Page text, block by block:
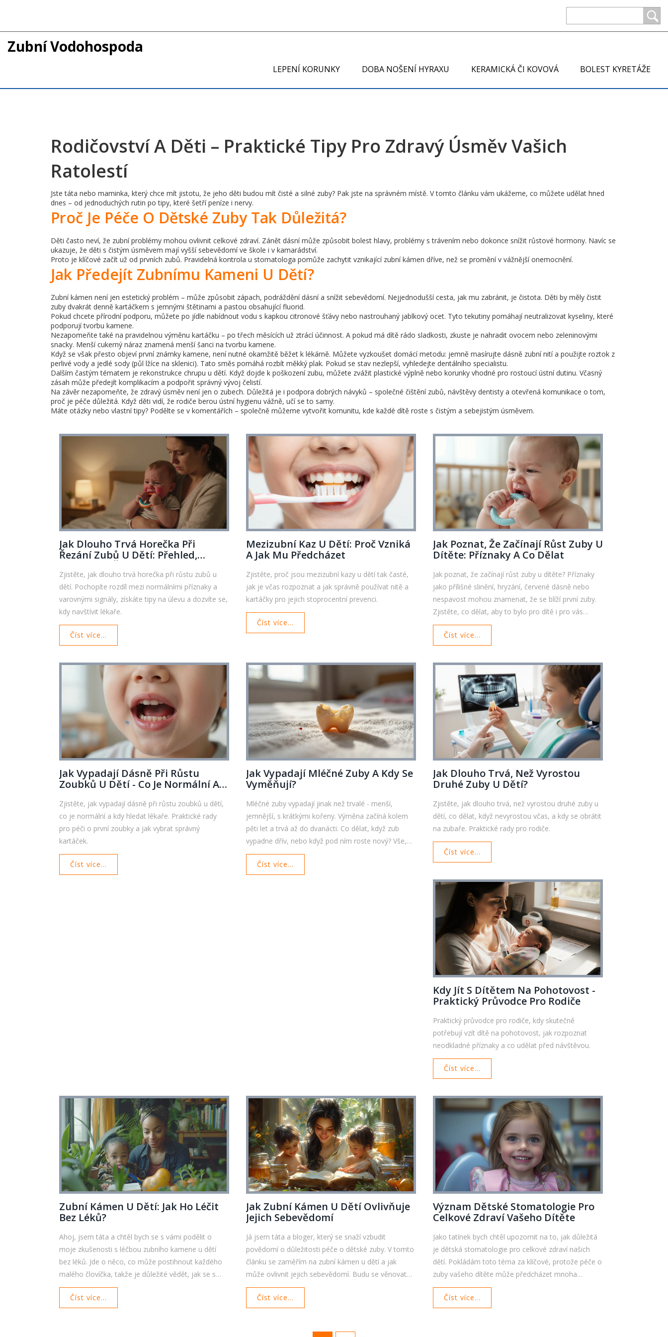
Zubní Vodohospoda
LEPENÍ KORUNKY DOBA NOŠENÍ HYRAXU KERAMICKÁ ČI KOVOVÁ BOLEST KYRETÁŽE
Rodičovství A Děti – Praktické Tipy Pro Zdravý Úsměv Vašich
Ratolestí
Jste táta nebo maminka, který chce mít jistotu, že jeho děti budou mít čisté a silné zuby? Pak jste na správném místě. V tomto článku vám ukážeme, co můžete udělat hned
dnes – od jednoduchých rutin po tipy, které šetří peníze i nervy.
Proč Je Péče O Dětské Zuby Tak Důležitá?
Děti často neví, že zubní problémy mohou ovlivnit celkové zdraví. Zánět dásní může způsobit bolest hlavy, problémy s trávením nebo dokonce snížit růstové hormony. Navíc se
ukazuje, že děti s čistým úsměvem mají vyšší sebevědomí ve škole i v kamarádství.
Proto je klíčové začít už od prvních zubů. Pravidelná kontrola u stomatologa pomůže zachytit vznikající zubní kámen dříve, než se promění v vážnější onemocnění.
Jak Předejít Zubnímu Kameni U Dětí?
Zubní kámen není jen estetický problém – může způsobit zápach, podráždění dásní a snížit sebevědomí. Nejjednodušší cesta, jak mu zabránit, je čistota. Děti by měly čistit
zuby dvakrát denně kartáčkem s jemnými štětinami a pastou obsahující fluorid.
Pokud chcete přírodní podporu, můžete po jídle nabídnout vodu s kapkou citronové šťávy nebo nastrouhaný jablkový ocet. Tyto tekutiny pomáhají neutralizovat kyseliny, které
podporují tvorbu kamene.
Nezapomeňte také na pravidelnou výměnu kartáčku – po třech měsících už ztrácí účinnost. A pokud má dítě rádo sladkosti, zkuste je nahradit ovocem nebo zeleninovými
snacky. Menší cukerný náraz znamená menší šanci na tvorbu kamene.
Když se však přesto objeví první známky kamene, není nutné okamžitě běžet k lékárně. Můžete vyzkoušet domácí metodu: jemně masírujte dásně zubní nití a použijte roztok z
perlivé vody a jedlé sody (půl lžíce na sklenici). Tato směs pomáhá rozbít měkký plak. Pokud se stav nezlepší, vyhledejte dentálního specialistu.
Dalším častým tématem je rekonstrukce chrupu u dětí. Když dojde k poškození zubu, můžete zvážit plastické výplně nebo korunky vhodné pro rostoucí ústní dutinu. Včasný
zásah může předejít komplikacím a podpořit správný vývoj čelistí.
Na závěr nezapomeňte, že zdravý úsměv není jen o zubech. Důležitá je i podpora dobrých návyků – společné čištění zubů, návštěvy dentisty a otevřená komunikace o tom,
proč je péče důležitá. Když děti vidí, že rodiče berou ústní hygienu vážně, učí se to samy.
Máte otázky nebo vlastní tipy? Podělte se v komentářích – společně můžeme vytvořit komunitu, kde každé dítě roste s čistým a sebejistým úsměvem.
Jak Dlouho Trvá Horečka Při
Řezání Zubů U Dětí: Přehled,
Zjistěte, jak dlouho trvá horečka při růstu zubů u
dětí. Pochopíte rozdíl mezi normálními příznaky a
varovnými signály, získáte tipy na úlevu a dozvíte se,
kdy navštívit lékaře.
Číst více...
Mezizubní Kaz U Dětí: Proč Vzniká
A Jak Mu Předcházet
Zjistěte, proč jsou mezizubní kazy u dětí tak časté,
jak je včas rozpoznat a jak správně používat nitě a
kartáčky pro jejich stoprocentní prevenci.
Číst více...
Jak Poznat, Že Začínají Růst Zuby U
Dítěte: Příznaky A Co Dělat
Jak poznat, že začínají růst zuby u dítěte? Příznaky
jako přílišné slinění, hryzání, červené dásně nebo
nespavost mohou znamenat, že se blíží první zuby.
Zjistěte, co dělat, aby to bylo pro dítě i pro vás
snáze.
Číst více...
Jak Vypadají Dásně Při Růstu
Zoubků U Dětí - Co Je Normální A
Zjistěte, jak vypadají dásně při růstu zoubků u dětí,
co je normální a kdy hledat lékaře. Praktické rady
pro péči o první zoubky a jak vybrat správný
kartáček.
Číst více...
Jak Vypadají Mléčné Zuby A Kdy Se
Vyměňují?
Mléčné zuby vypadají jinak než trvalé - menší,
jemnější, s krátkými kořeny. Výměna začíná kolem
pěti let a trvá až do dvanácti. Co dělat, když zub
vypadne dřív, nebo když pod ním roste nový? Vše,
co rodiče potřebují vědět.
Číst více...
Jak Dlouho Trvá, Než Vyrostou
Druhé Zuby U Dětí?
Zjistěte, jak dlouho trvá, než vyrostou druhé zuby u
dětí, co dělat, když nevyrostou včas, a kdy se obrátit
na zubaře. Praktické rady pro rodiče.
Číst více...
Kdy Jít S Dítětem Na Pohotovost -
Praktický Průvodce Pro Rodiče
Praktický průvodce pro rodiče, kdy skutečně
potřebují vzít dítě na pohotovost, jak rozpoznat
neodkladné příznaky a co udělat před návštěvou.
Číst více...
Zubní Kámen U Dětí: Jak Ho Léčit
Bez Léků?
Ahoj, jsem táta a chtěl bych se s vámi podělit o
moje zkušenosti s léčbou zubního kamene u dětí
bez léků. Jde o něco, co může postihnout každého
malého človíčka, takže je důležité vědět, jak se s
ním vypořádat. Chcete poradit, jak předcházet
zubnímu kameni a jak ho léčit přírodními metodami?
Tak to jste na správném místě. Sledujte můj blog a
Číst více...
Jak Zubní Kámen U Dětí Ovlivňuje
Jejich Sebevědomí
Já jsem táta a bloger, který se snaží vzbudit
povědomí o důležitosti péče o dětské zuby. V tomto
článku se zaměřím na zubní kámen u dětí a jak
může ovlivnit jejich sebevědomí. Budu se věnovat
příčinám vzniku zubního kamene, jeho vlivu na zdraví
úst a zdůrazním, proč je důležité tento problém včas
řešit. Společně se podíváme na možné důsledky pro
Číst více...
Význam Dětské Stomatologie Pro
Celkové Zdraví Vašeho Dítěte
Jako tatínek bych chtěl upozornit na to, jak důležitá
je dětská stomatologie pro celkové zdraví našich
dětí. Pokládám toto téma za klíčové, protože péče o
zuby vašeho dítěte může předcházet mnoha
zdravotním problémům. Chci se s vámi podělit o
zajímavosti z této oblasti a poukázat na důležitost
včasného stomatologického zásahu. Důležité je
Číst více...